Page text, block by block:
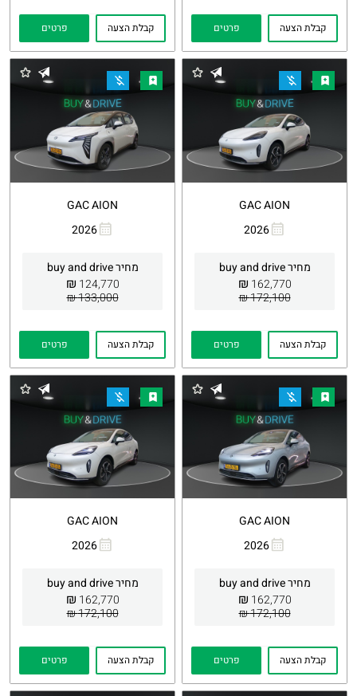
קבלת הצעה פרטים קבלת הצעה פרטים
GAC AION
2026
מחיר buy and drive
162,770
₪
172,100 ₪
Whatsapp
קבלת הצעה פרטים
GAC AION
2026
מחיר buy and drive
124,770
₪
133,000 ₪
Whatsapp
קבלת הצעה פרטים
GAC AION
2026
מחיר buy and drive
162,770
₪
172,100 ₪
Whatsapp
קבלת הצעה פרטים
GAC AION
2026
מחיר buy and drive
162,770
₪
172,100 ₪
Whatsapp
קבלת הצעה פרטים